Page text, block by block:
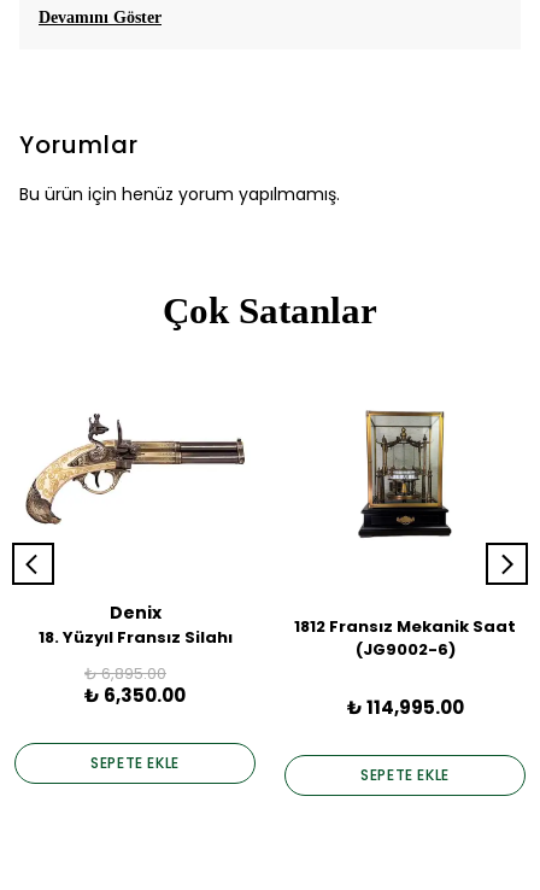
Devamını Göster
Yorumlar
Bu ürün için henüz yorum yapılmamış.
Çok Satanlar
Denix
18. Yüzyıl Fransız Silahı
₺ 6,895.00
₺ 6,350.00
SEPETE EKLE
1812 Fransız Mekanik Saat
(JG9002-6)
₺ 114,995.00
SEPETE EKLE